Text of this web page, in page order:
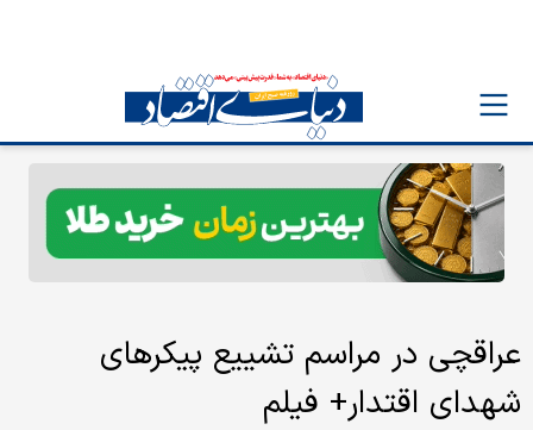
عراقچی در مراسم تشییع پیکرهای
شهدای اقتدار+ فیلم